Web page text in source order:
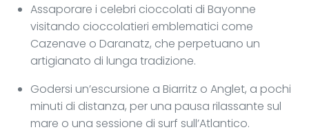
Assaporare i celebri cioccolati di Bayonne
visitando cioccolatieri emblematici come
Cazenave o Daranatz, che perpetuano un
artigianato di lunga tradizione.
Godersi un’escursione a Biarritz o Anglet, a pochi
minuti di distanza, per una pausa rilassante sul
mare o una sessione di surf sull’Atlantico.